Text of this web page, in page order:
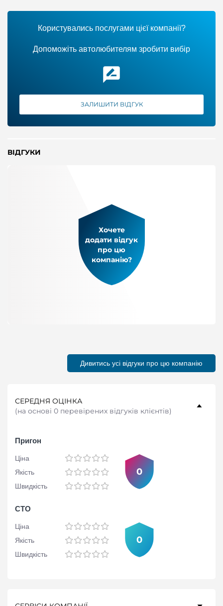
Користувались послугами цієї компанії?
Допоможіть автолюбителям зробити вибір
ЗАЛИШИТИ ВІДГУК
ВІДГУКИ
Хочете
додати відгук
про цю
компанію?
Дивитись усі відгуки про цю компанію
СЕРЕДНЯ ОЦІНКА
(на основі 0 перевірених відгуків клієнтів)
Пригон
Ціна
Якість
Швидкість
0
СТО
Ціна
Якість
Швидкість
0